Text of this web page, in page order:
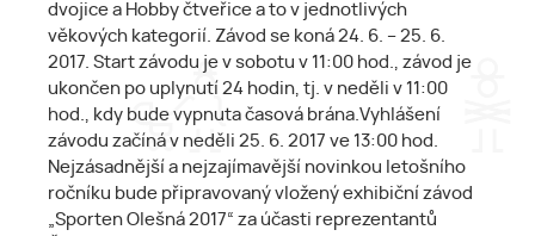
dvojice a Hobby čtveřice a to v jednotlivých
věkových kategorií. Závod se koná 24. 6. – 25. 6.
2017. Start závodu je v sobotu v 11:00 hod., závod je
ukončen po uplynutí 24 hodin, tj. v neděli v 11:00
hod., kdy bude vypnuta časová brána.Vyhlášení
závodu začíná v neděli 25. 6. 2017 ve 13:00 hod.
Nejzásadnější a nejzajímavější novinkou letošního
ročníku bude připravovaný vložený exhibiční závod
„Sporten Olešná 2017“ za účasti reprezentantů